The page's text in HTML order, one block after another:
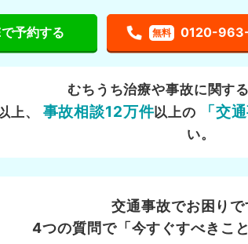
予約する 無料 0120-
むちうち治療や事故に関す
上、 事故相談12万件以上の 「交
い。
交通事故でお困りで
4つの質問で「今すぐすべきこ